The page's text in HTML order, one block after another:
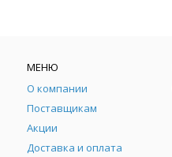
МЕНЮ
О компании
Поставщикам
Акции
Доставка и оплата